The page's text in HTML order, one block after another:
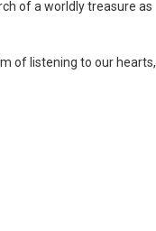
of a worldly treasure as
of listening to our hearts,